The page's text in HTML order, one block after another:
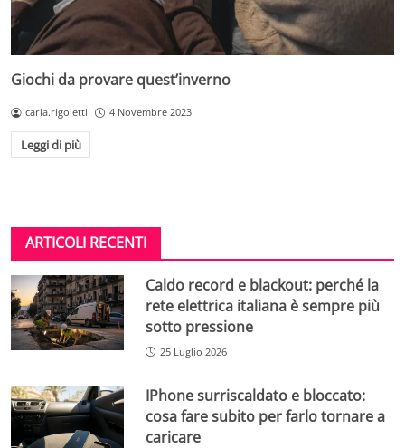
Giochi da provare quest’inverno
carla.rigoletti 4 Novembre 2023
Leggi di più
ARTICOLI RECENTI
Caldo record e blackout: perché la
rete elettrica italiana è sempre più
sotto pressione
25 Luglio 2026
IPhone surriscaldato e bloccato:
cosa fare subito per farlo tornare a
caricare